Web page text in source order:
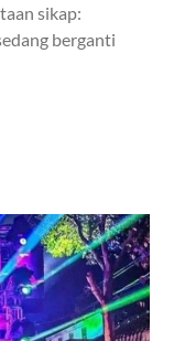
sikap:
berganti